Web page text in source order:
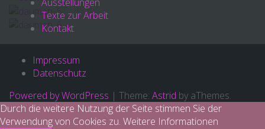
Texte zur Arbeit
Kontakt
Impressum
Datenschutz
Powered by WordPress | Theme: Astrid by aThemes.
Durch die weitere Nutzung der Seite stimmen Sie der
Verwendung von Cookies zu. Weitere Informationen